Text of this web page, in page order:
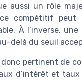
aussi un rôle
compétitif
À l’inverse,
delà du seuil
pertinent de
d’intérêt et